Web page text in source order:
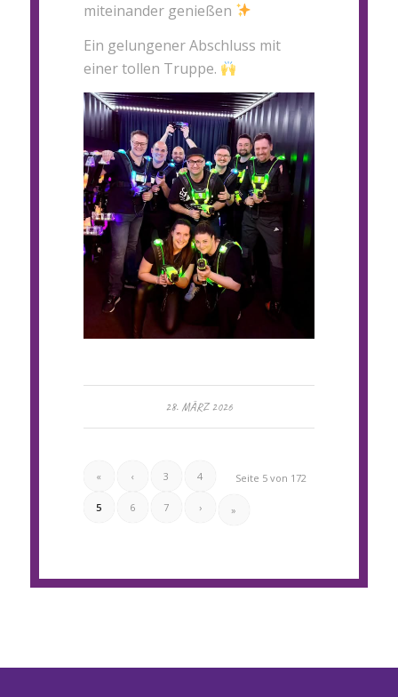
miteinander genießen
Ein gelungener Abschluss mit
einer tollen Truppe.
28. MÄRZ 2026
Seite 5 von 172
« ‹ 3 4
5 6 7 › »